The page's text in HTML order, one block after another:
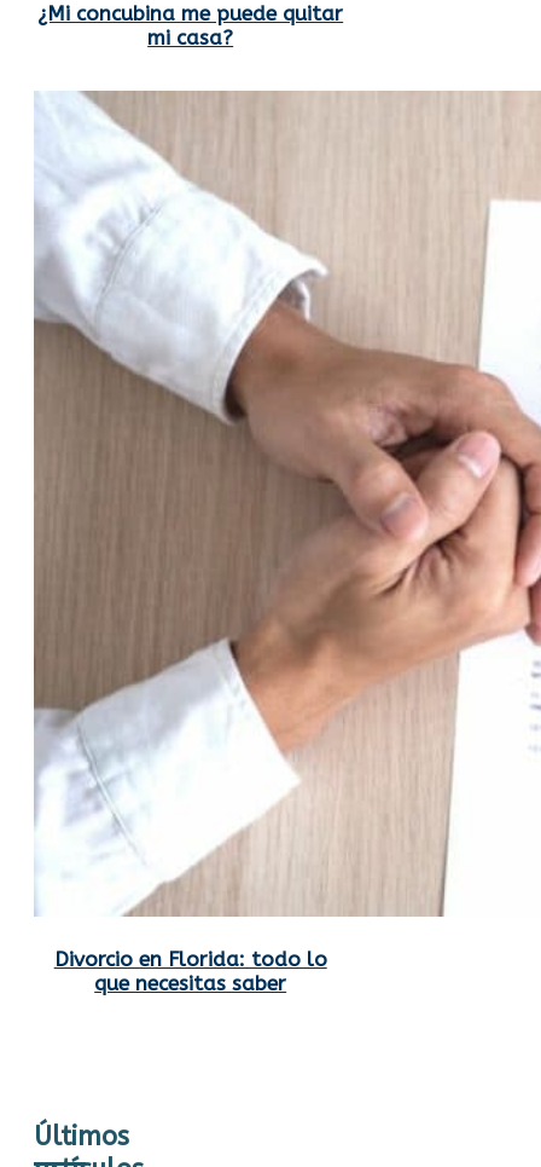
¿Mi concubina me puede quitar
mi casa?
Divorcio en Florida: todo lo
que necesitas saber
Últimos